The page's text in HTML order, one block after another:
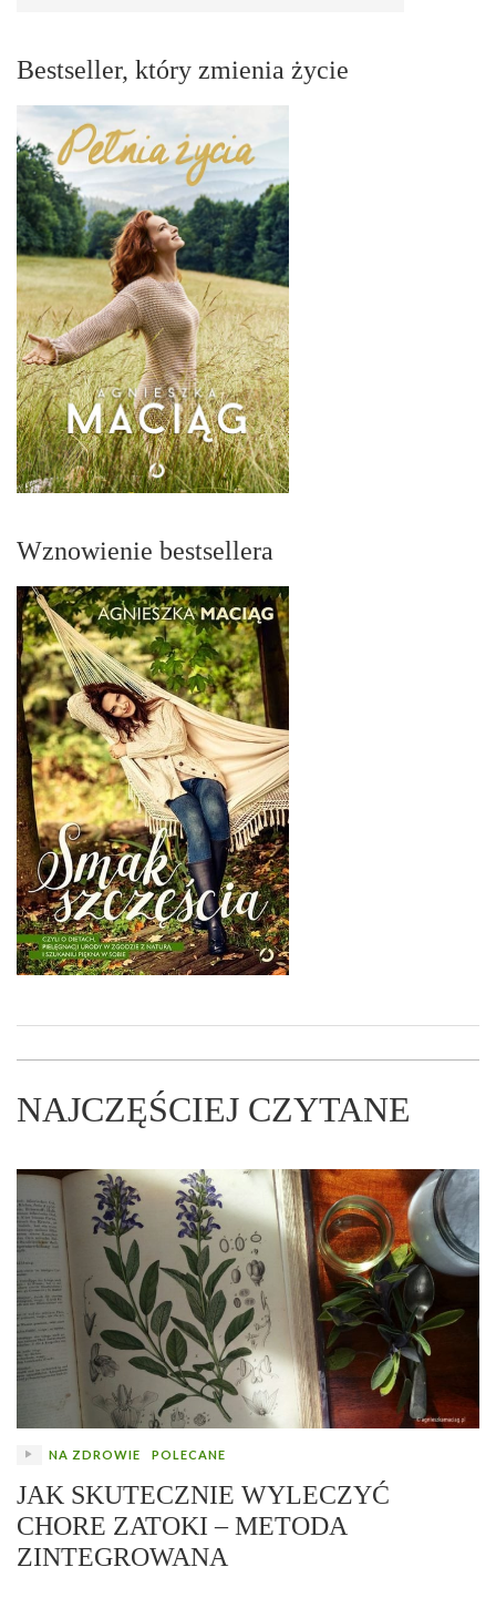
Bestseller, który zmienia życie
Wznowienie bestsellera
NAJCZĘŚCIEJ CZYTANE
NA ZDROWIE POLECANE
JAK SKUTECZNIE WYLECZYĆ
CHORE ZATOKI – METODA
ZINTEGROWANA